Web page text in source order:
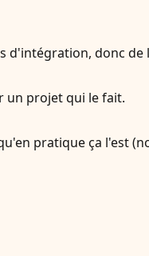
d'intégration, donc
un projet qui le fait.
pratique ça l'est